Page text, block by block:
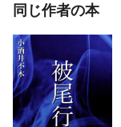
同じ作者の本